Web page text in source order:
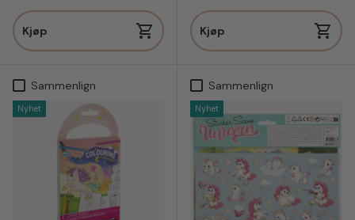
Kjøp Kjøp
Sammenlign
Nyhet
Sammenlign
Nyhet